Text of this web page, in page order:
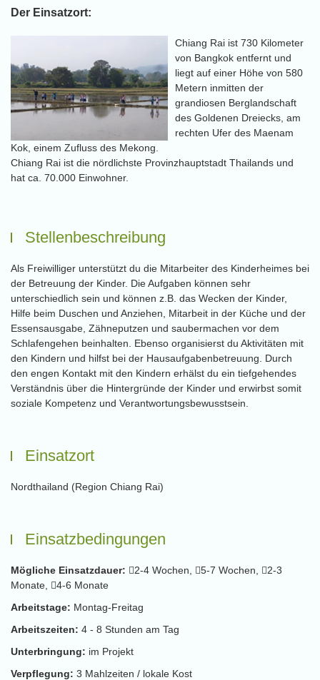
Der Einsatzort:
Chiang Rai ist 730 Kilometer
von Bangkok entfernt und
liegt auf einer Höhe von 580
Metern inmitten der
grandiosen Berglandschaft
des Goldenen Dreiecks, am
rechten Ufer des Maenam
Kok, einem Zufluss des Mekong.
Chiang Rai ist die nördlichste Provinzhauptstadt Thailands und
hat ca. 70.000 Einwohner.
Stellenbeschreibung
Als Freiwilliger unterstützt du die Mitarbeiter des Kinderheimes bei
der Betreuung der Kinder. Die Aufgaben können sehr
unterschiedlich sein und können z.B. das Wecken der Kinder,
Hilfe beim Duschen und Anziehen, Mitarbeit in der Küche und der
Essensausgabe, Zähneputzen und saubermachen vor dem
Schlafengehen beinhalten. Ebenso organisierst du Aktivitäten mit
den Kindern und hilfst bei der Hausaufgabenbetreuung. Durch
den engen Kontakt mit den Kindern erhälst du ein tiefgehendes
Verständnis über die Hintergründe der Kinder und erwirbst somit
soziale Kompetenz und Verantwortungsbewusstsein.
Einsatzort
Nordthailand (Region Chiang Rai)
Einsatzbedingungen
Mögliche Einsatzdauer: 2-4 Wochen, 5-7 Wochen,
2-3
Monate,
4-6 Monate
Arbeitstage: Montag-Freitag
Arbeitszeiten: 4 - 8 Stunden am Tag
Unterbringung: im Projekt
Verpflegung: 3 Mahlzeiten / lokale Kost